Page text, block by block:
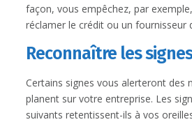
façon, vous empêchez, par
réclamer le crédit ou un fournisseur
Reconnaître les signes
Certains signes vous alerteront des
planent sur votre entreprise. Les
suivants retentissent-ils à vos